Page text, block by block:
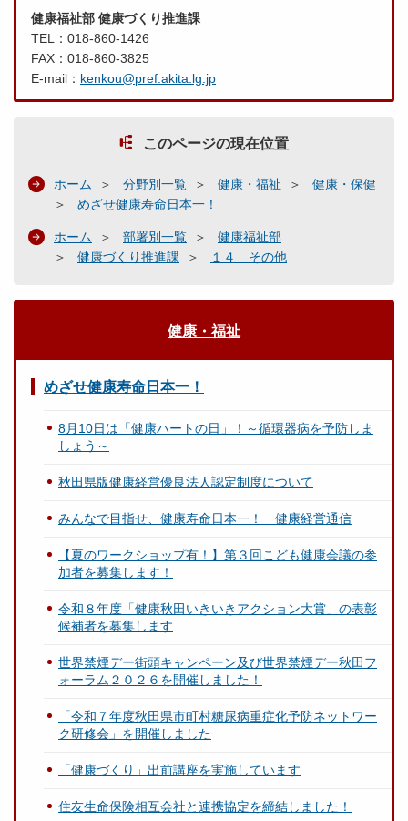
健康福祉部 健康づくり推進課
TEL：018-860-1426
FAX：018-860-3825
E-mail： kenkou@pref.akita.lg.jp
このページの現在位置
ホーム 分野別一覧 健康・福祉
健康・保健
めざせ健康寿命日本一！
ホーム 部署別一覧
健康福祉部
健康づくり推進課
１４ その他
健康・福祉
めざせ健康寿命日本一！
8月10日は「健康ハートの日」！～循環器病を予防しま
しょう～
秋田県版健康経営優良法人認定制度について
みんなで目指せ、健康寿命日本一！ 健康経営通信
【夏のワークショップ有！】第３回こども健康会議の参
加者を募集します！
令和８年度「健康秋田いきいきアクション大賞」の表彰
候補者を募集します
世界禁煙デー街頭キャンペーン及び世界禁煙デー秋田フ
ォーラム２０２６を開催しました！
「令和７年度秋田県市町村糖尿病重症化予防ネットワー
ク研修会」を開催しました
「健康づくり」出前講座を実施しています
住友生命保険相互会社と連携協定を締結しました！